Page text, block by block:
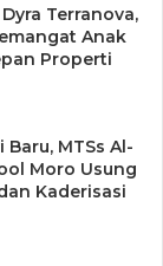
Terranova,
Anak
Properti
MTSs Al-
Moro Usung
Kaderisasi